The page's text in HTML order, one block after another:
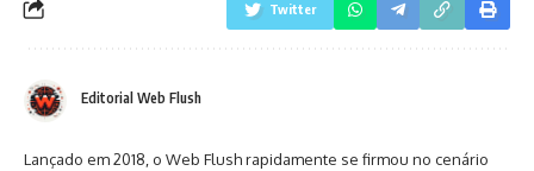
Twitter
Editorial Web Flush
Lançado em 2018, o Web Flush rapidamente se firmou no cenário